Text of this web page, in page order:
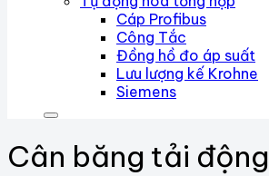
Cáp Profibus
Công Tắc
Đồng hồ đo áp suất
Lưu lượng kế Krohne
Siemens
Cân băng tải động